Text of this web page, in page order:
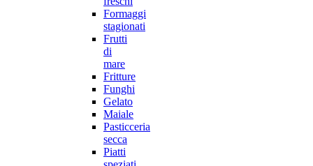
Formaggi
stagionati
Frutti
di
mare
Fritture
Funghi
Gelato
Maiale
Pasticceria
secca
Piatti